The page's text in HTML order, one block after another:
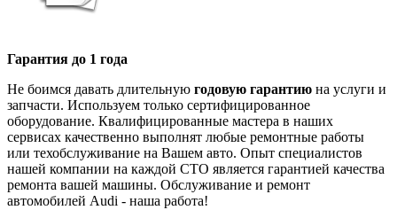
Гарантия до 1 года
Не боимся давать длительную годовую гарантию на услуги и
запчасти. Используем только сертифицированное
оборудование. Квалифицированные мастера в наших
сервисах качественно выполнят любые ремонтные работы
или техобслуживание на Вашем авто. Опыт специалистов
нашей компании на каждой СТО является гарантией качества
ремонта вашей машины. Обслуживание и ремонт
автомобилей Audi - наша работа!